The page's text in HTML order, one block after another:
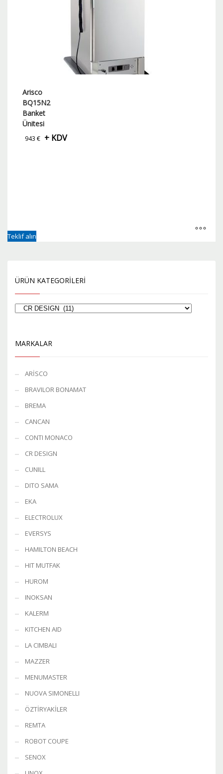
Arisco
BQ15N2
Banket
Ünitesi
943 € + KDV
Teklif alın
ÜRÜN KATEGORILERI
MARKALAR
ARİSCO
BRAVILOR BONAMAT
BREMA
CANCAN
CONTI MONACO
CR DESIGN
CUNILL
DITO SAMA
EKA
ELECTROLUX
EVERSYS
HAMILTON BEACH
HIT MUTFAK
HUROM
INOKSAN
KALERM
KITCHEN AID
LA CIMBALI
MAZZER
MENUMASTER
NUOVA SIMONELLI
ÖZTİRYAKİLER
REMTA
ROBOT COUPE
SENOX